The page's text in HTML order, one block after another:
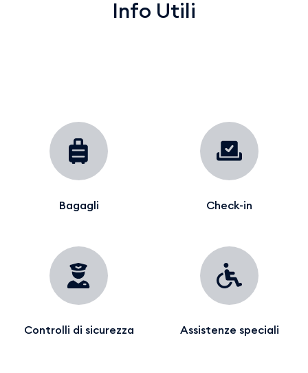
Info Utili
Bagagli Check-in
Controlli di sicurezza Assistenze speciali